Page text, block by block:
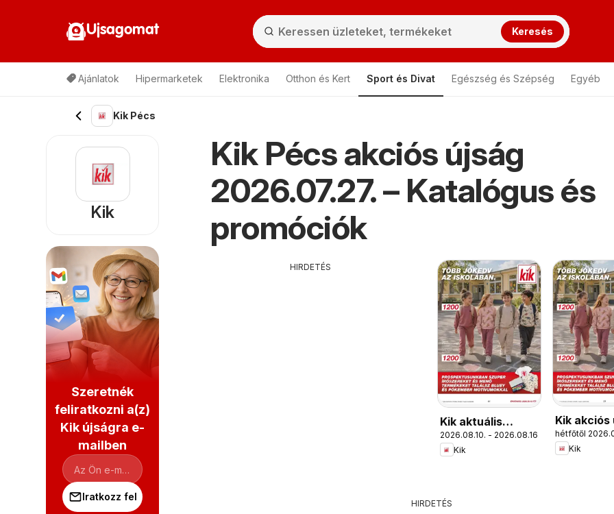
Ujsagomat Keresés
Ajánlatok Hipermarketek Elektronika Otthon és Kert Sport és Divat Egészség és Szépség Egyéb
Kik Pécs
Kik Pécs akciós újság
2026.07.27. – Katalógus és
promóciók
HIRDETÉS
Kik aktuális
akciós újság
2026.08.10. - 2026.08.16.
Kik
Kik akciós
hétfőtől
Kik
HIRDETÉS
Kik
Szeretnék
feliratkozni a(z)
Kik újságra e-
mailben
Iratkozz fel